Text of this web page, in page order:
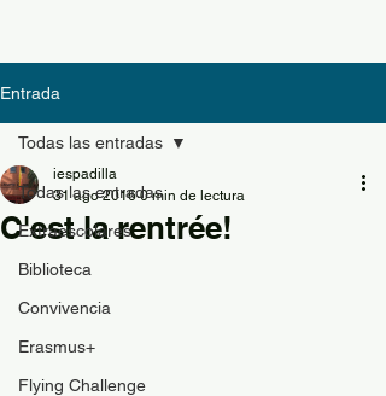
Entrada
Todas las entradas
Extraescolares
Biblioteca
Convivencia
Erasmus+
Flying Challenge
Todas las entradas
C'est la rentrée!
iespadilla
31 ago 2016 0 min de lectura